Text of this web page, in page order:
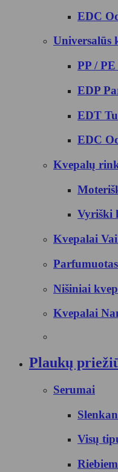
EDC
Universalūs
PP /
EDP
EDT
EDC
Kvepalų
Vyriški
Kvepalai
Nišiniai
Kvepalai
Plaukų
Serumai
Visų